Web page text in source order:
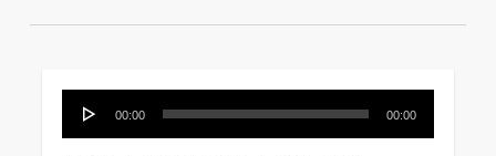
Player
00:00 00:00